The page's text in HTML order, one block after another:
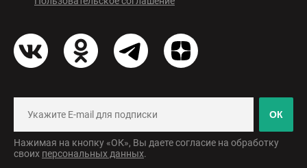
ОК
Нажимая на кнопку «ОК», Вы даете согласие на обработку
своих персональных данных.